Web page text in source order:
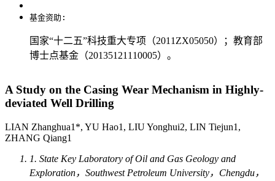
基金资助:
国家“十二五”科技重大专项（2011ZX05050）；教育部
博士点基金（20135121110005）。
A Study on the Casing Wear Mechanism in Highly-
deviated Well Drilling
LIAN Zhanghua1*, YU Hao1, LIU Yonghui2, LIN Tiejun1,
ZHANG Qiang1
1. State Key Laboratory of Oil and Gas Geology and
Exploration，Southwest Petroleum University，Chengdu，